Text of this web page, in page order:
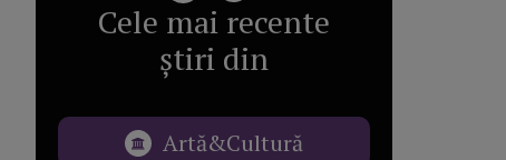
Cele mai recente
știri din
Artă&Cultură